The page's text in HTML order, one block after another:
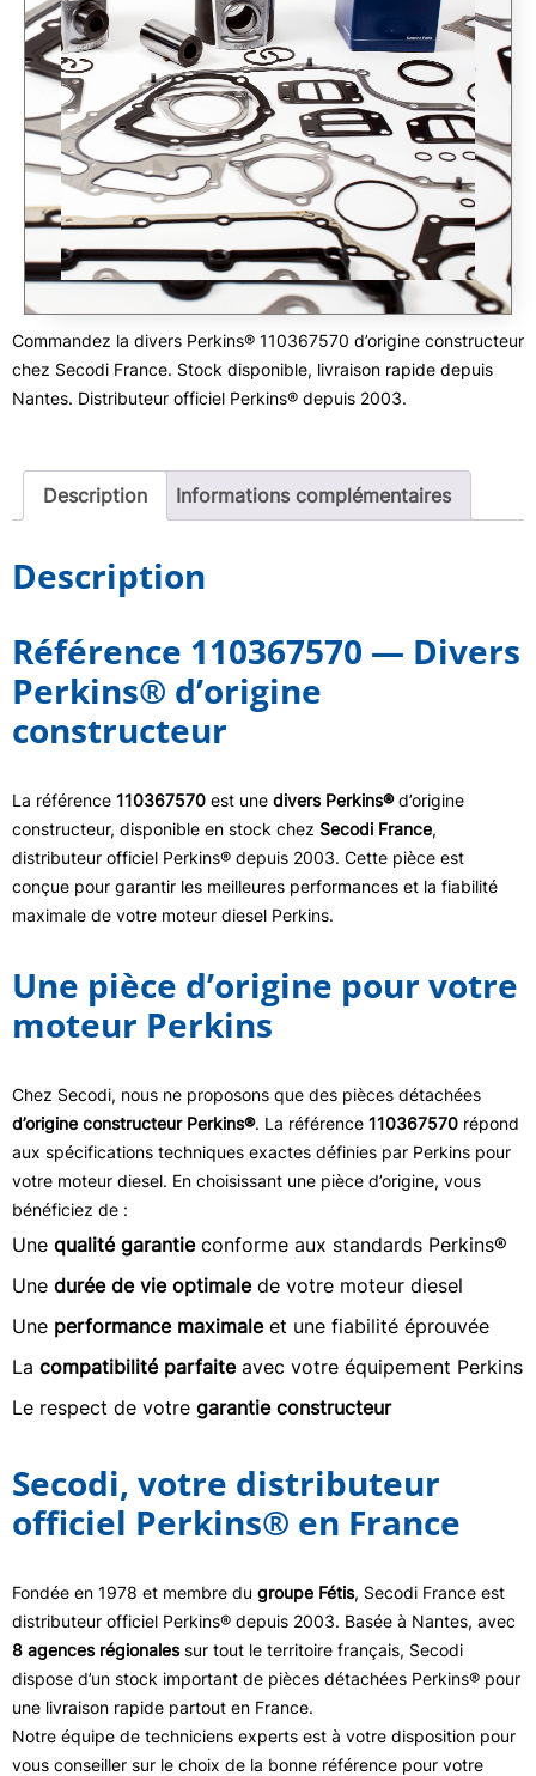
Commandez la divers Perkins® 110367570 d’origine constructeur
chez Secodi France. Stock disponible, livraison rapide depuis
Nantes. Distributeur officiel Perkins® depuis 2003.
Description Informations complémentaires
Description
Référence 110367570 — Divers
Perkins® d’origine
constructeur
La référence 110367570 est une divers Perkins®d’origine
constructeur, disponible en stock chez Secodi France,
distributeur officiel Perkins® depuis 2003. Cette pièce est
conçue pour garantir les meilleures performances et la fiabilité
maximale de votre moteur diesel Perkins.
Une pièce d’origine pour votre
moteur Perkins
Chez Secodi, nous ne proposons que des pièces détachées
d’origine constructeur Perkins®. La référence 110367570 répond
aux spécifications techniques exactes définies par Perkins pour
votre moteur diesel. En choisissant une pièce d’origine, vous
bénéficiez de :
Une qualité garantieconforme aux standards Perkins®
Une durée de vie optimalede votre moteur diesel
Une performance maximaleet une fiabilité éprouvée
La compatibilité parfaiteavec votre équipement Perkins
Le respect de votre garantie constructeur
Secodi, votre distributeur
officiel Perkins® en France
Fondée en 1978 et membre du groupe Fétis, Secodi France est
distributeur officiel Perkins® depuis 2003. Basée à Nantes, avec
8 agences régionalessur tout le territoire français, Secodi
dispose d’un stock important de pièces détachées Perkins® pour
une livraison rapide partout en France.
Notre équipe de techniciens experts est à votre disposition pour
vous conseiller sur le choix de la bonne référence pour votre